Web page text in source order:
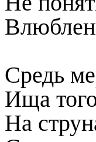
Средь
Ища
На